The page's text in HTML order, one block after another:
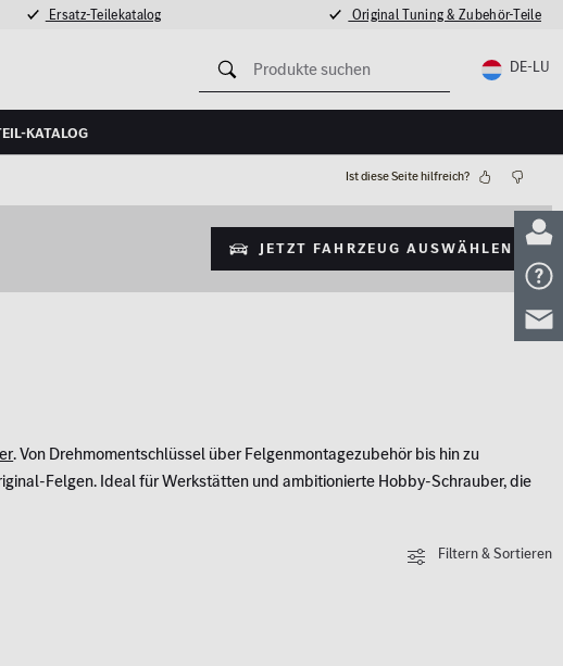
Ersatz-Teilekatalog Original Tuning & Zubehör-Teile
DE-LU
Katalog
Ist diese Seite hilfreich?
Jetzt Fahrzeug auswählen
Filtern & Sortieren
. Von Drehmomentschlüssel über Felgenmontagezubehör bis hin zu
Felgen. Ideal für Werkstätten und ambitionierte Hobby-Schrauber, die